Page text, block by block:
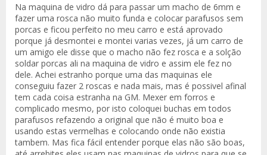
Na maquina de vidro dá para passar um macho de 6mm e
fazer uma rosca não muito funda e colocar parafusos sem
porcas e ficou perfeito no meu carro e está aprovado
porque já desmontei e montei varias vezes, já um carro de
um amigo ele disse que o macho não fez rosca e a solção
soldar porcas ali na maquina de vidro e assim ele fez no
dele. Achei estranho porque uma das maquinas ele
conseguiu fazer 2 roscas e nada mais, mas é possivel afinal
tem cada coisa estranha na GM. Mexer em forros e
complicado mesmo, por isto coloquei buchas em todos
parafusos refazendo a original que não é muito boa e
usando estas vermelhas e colocando onde não existia
tambem. Mas fica fácil entender porque elas não são boas,